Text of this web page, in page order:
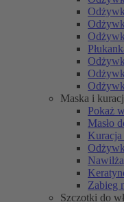
Maska i
Pokaż
Masło
Kuracja
Zabieg
Szczotki do